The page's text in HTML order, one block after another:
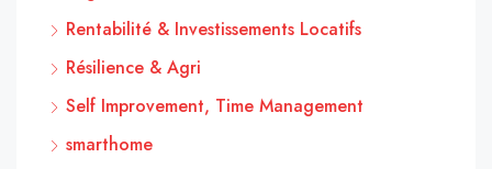
Rentabilité & Investissements Locatifs
Résilience & Agri
Self Improvement, Time Management
smarthome